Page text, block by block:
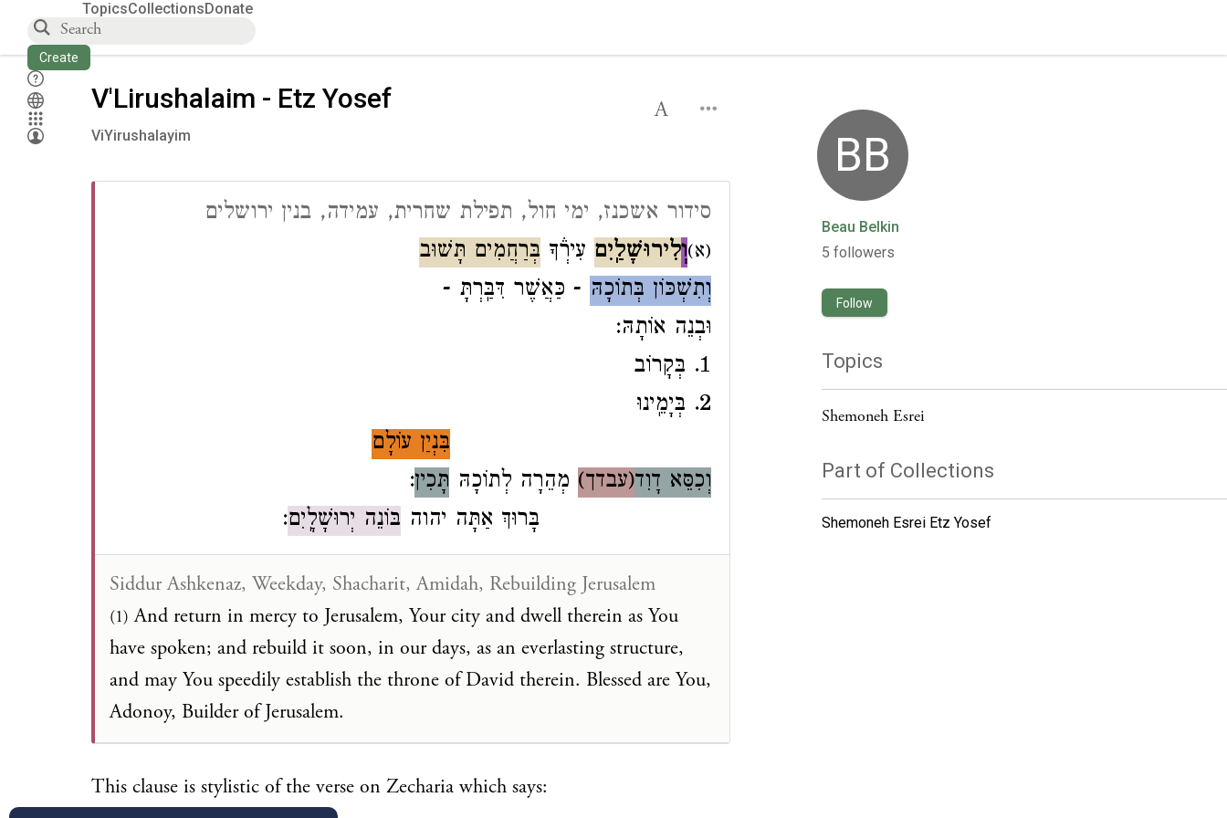
TopicsCollectionsDonate
Create
V'Lirushalaim - Etz Yosef
ViYirushalayim
סידור אשכנז, ימי חול, תפילת שחרית, עמידה, בנין ירושלים
(א)וְלִירוּשָׁלַֽיִם עִירְ֒ךָ בְּרַחֲמִים תָּשׁוּב
וְתִשְׁכּוֹן בְּתוֹכָהּ - כַּאֲשֶׁר דִּבַּֽרְתָּ -
וּבְנֵה אוֹתָהּ:
1. בְּקָרוֹב
2. בְּיָמֵֽינוּ
בִּנְיַן עוֹלָם
וְכִסֵּא דָוִד(עבדך) מְהֵרָה לְתוֹכָהּ תָּכִין:
בָּרוּךְ אַתָּה יהוה בּוֹנֵה יְרוּשָׁלָֽיִם:
Siddur Ashkenaz, Weekday, Shacharit, Amidah, Rebuilding Jerusalem
(1) And return in mercy to Jerusalem, Your city and dwell therein as You
have spoken; and rebuild it soon, in our days, as an everlasting structure,
and may You speedily establish the throne of David therein. Blessed are You,
Adonoy, Builder of Jerusalem.
This clause is stylistic of the verse on Zecharia which says:
BB
Beau Belkin
5 followers
Follow
Topics
Shemoneh Esrei
Part of Collections
Shemoneh Esrei Etz Yosef